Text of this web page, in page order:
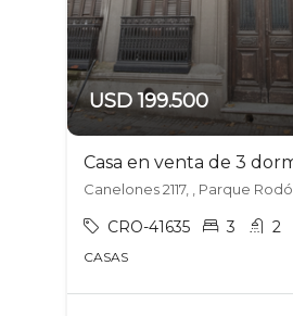
USD 199.500
Canelones 2117, , Parque Rodó
CRO-41635 3 2
CASAS